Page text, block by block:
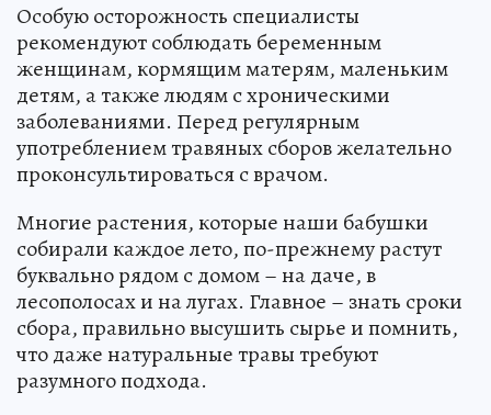
Особую осторожность специалисты
рекомендуют соблюдать беременным
женщинам, кормящим матерям, маленьким
детям, а также людям с хроническими
заболеваниями. Перед регулярным
употреблением травяных сборов желательно
проконсультироваться с врачом.
Многие растения, которые наши бабушки
собирали каждое лето, по-прежнему растут
буквально рядом с домом – на даче, в
лесополосах и на лугах. Главное – знать сроки
сбора, правильно высушить сырье и помнить,
что даже натуральные травы требуют
разумного подхода.